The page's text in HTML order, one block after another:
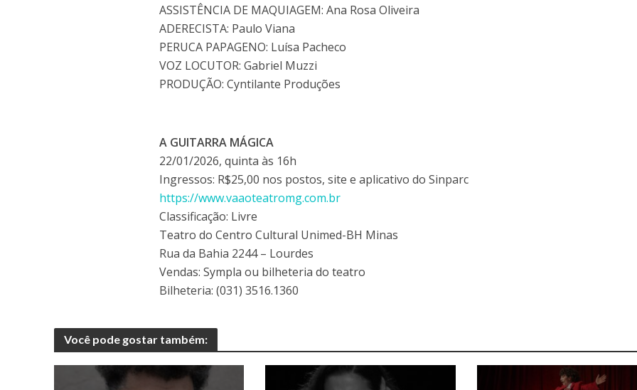
ASSISTÊNCIA DE MAQUIAGEM: Ana Rosa Oliveira
ADERECISTA: Paulo Viana
PERUCA PAPAGENO: Luísa Pacheco
VOZ LOCUTOR: Gabriel Muzzi
PRODUÇÃO: Cyntilante Produções
A GUITARRA MÁGICA
22/01/2026, quinta às 16h
Ingressos: R$25,00 nos postos, site e aplicativo do Sinparc
https://www.vaaoteatromg.com.br
Classificação: Livre
Teatro do Centro Cultural Unimed-BH Minas
Rua da Bahia 2244 – Lourdes
Vendas: Sympla ou bilheteria do teatro
Bilheteria: (031) 3516.1360
Você pode gostar também: